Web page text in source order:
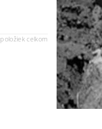
položiek celkom